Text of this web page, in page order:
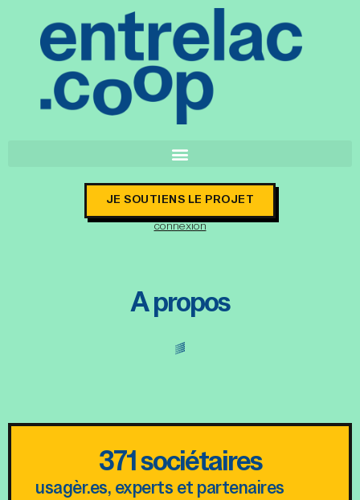
JE SOUTIENS LE PROJET
connexion
A propos
usagèr.es, experts et partenaires
371 sociétaires